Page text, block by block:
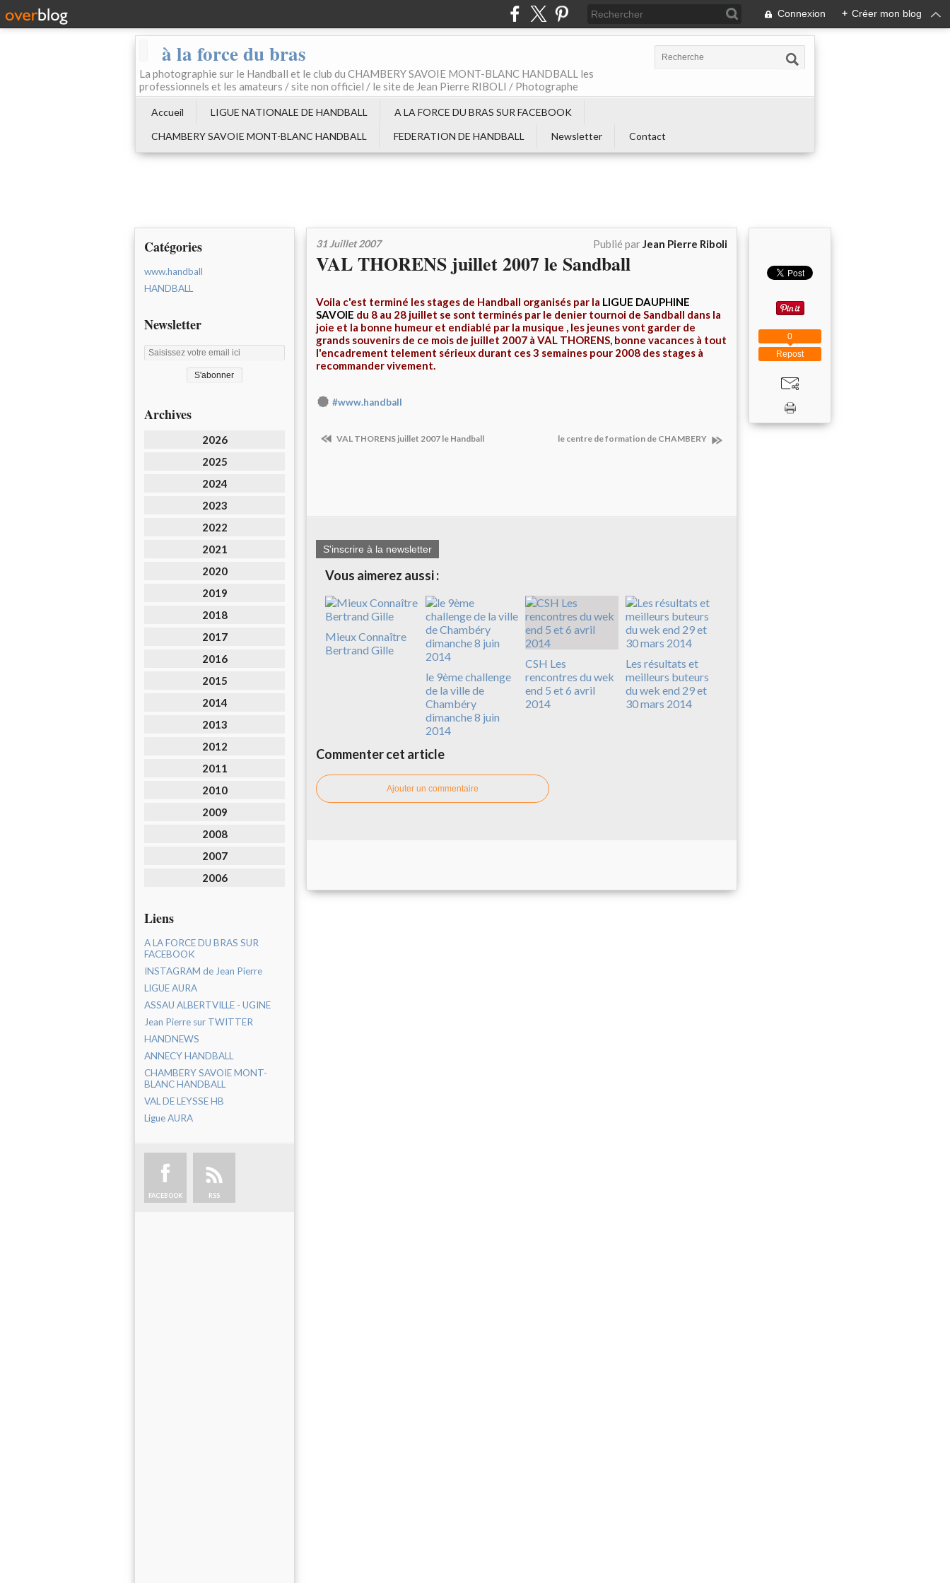
Connexion + Créer mon blog
à la force du bras
La photographie sur le Handball et le club du CHAMBERY SAVOIE MONT-BLANC HANDBALL les
professionnels et les amateurs / site non officiel / le site de Jean Pierre RIBOLI / Photographe
Accueil LIGUE NATIONALE DE HANDBALL
A LA FORCE DU BRAS SUR FACEBOOK
CHAMBERY SAVOIE MONT-BLANC HANDBALL
FEDERATION DE HANDBALL Newsletter Contact
Catégories
www.handball
HANDBALL
Newsletter
Archives
2026
2025
2024
2023
2022
2021
2020
2019
2018
2017
2016
2015
2014
2013
2012
2011
2010
2009
2008
2007
2006
Liens
A LA FORCE DU BRAS SUR
FACEBOOK
INSTAGRAM de Jean Pierre
LIGUE AURA
ASSAU ALBERTVILLE - UGINE
Jean Pierre sur TWITTER
HANDNEWS
ANNECY HANDBALL
CHAMBERY SAVOIE MONT-
BLANC HANDBALL
VAL DE LEYSSE HB
Ligue AURA
FACEBOOK RSS
31 Juillet 2007 Publié parJean Pierre Riboli
VAL THORENS juillet 2007 le Sandball
Voila c'est terminé les stages de Handball organisés par la LIGUE DAUPHINE
SAVOIE du 8 au 28 juillet se sont terminés par le denier tournoi de Sandball dans la
joie et la bonne humeur et endiablé par la musique , les jeunes vont garder de
grands souvenirs de ce mois de juillet 2007 à VAL THORENS, bonne vacances à tout
l'encadrement telement sérieux durant ces 3 semaines pour 2008 des stages à
recommander vivement.
#www.handball
VAL THORENS juillet 2007 le Handball le centre de formation de CHAMBERY
S'inscrire à la newsletter
Vous aimerez aussi :
Mieux Connaître
Bertrand Gille
le 9ème challenge
de la ville de
Chambéry
dimanche 8 juin
2014
CSH Les
rencontres du wek
end 5 et 6 avril
2014
Les résultats et
meilleurs buteurs
du wek end 29 et
30 mars 2014
Commenter cet article
Ajouter un commentaire
Repost
0